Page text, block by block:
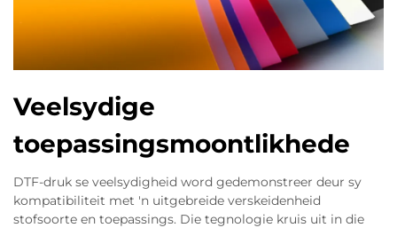
Veelsydige
toepassingsmoontlikhede
DTF-druk se veelsydigheid word gedemonstreer deur sy
kompatibiliteit met 'n uitgebreide verskeidenheid
stofsoorte en toepassings. Die tegnologie kruis uit in die